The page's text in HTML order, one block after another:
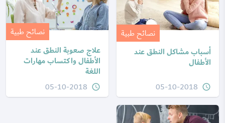
نصائح طبية
أسباب مشاكل النطق عند
الأطفال
query_builder
05-10-2018
نصائح طبية
علاج صعوبة النطق عند
الأطفال واكتساب مهارات
اللغة
query_builder
05-10-2018